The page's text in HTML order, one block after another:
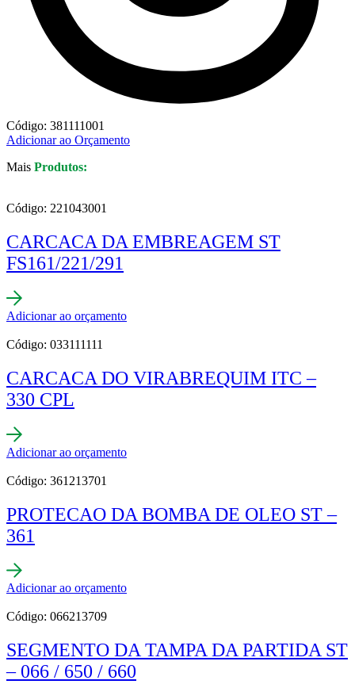
Código: 381111001
Adicionar ao Orçamento
Mais Produtos:
Código: 221043001
CARCACA DA EMBREAGEM ST
FS161/221/291
Adicionar ao orçamento
Código: 033111111
CARCACA DO VIRABREQUIM ITC –
330 CPL
Adicionar ao orçamento
Código: 361213701
PROTECAO DA BOMBA DE OLEO ST –
361
Adicionar ao orçamento
Código: 066213709
SEGMENTO DA TAMPA DA PARTIDA ST
– 066 / 650 / 660